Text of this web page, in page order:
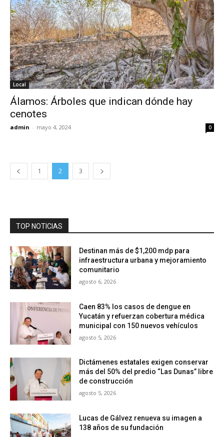
Local
Álamos: Árboles que indican dónde hay
cenotes
admin - mayo 4, 2024 0
1 2 3
TOP NOTICIAS
Destinan más de $1,200 mdp para
infraestructura urbana y mejoramiento
comunitario
agosto 6, 2026
Caen 83% los casos de dengue en
Yucatán y refuerzan cobertura médica
municipal con 150 nuevos vehículos
agosto 5, 2026
Dictámenes estatales exigen conservar
más del 50% del predio “Las Dunas” libre
de construcción
agosto 5, 2026
Lucas de Gálvez renueva su imagen a
138 años de su fundación